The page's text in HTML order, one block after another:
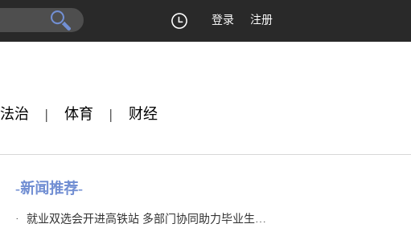
登录 注册
法治 | 体育 | 财经
-新闻推荐-
·
就业双选会开进高铁站 多部门协同助力毕业生就业